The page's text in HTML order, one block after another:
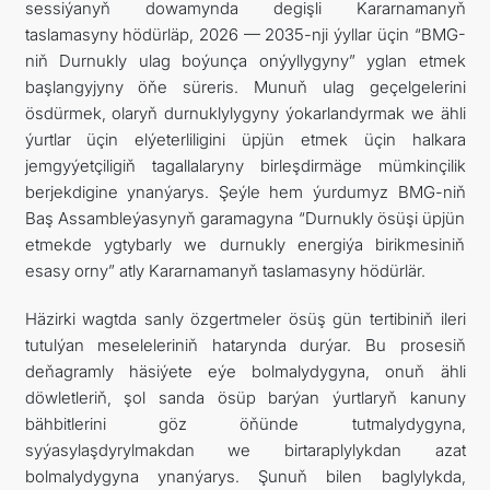
sessiýanyň dowamynda degişli Kararnamanyň
taslamasyny hödürläp, 2026 — 2035-nji ýyllar üçin “BMG-
niň Durnukly ulag boýunça onýyllygyny” yglan etmek
başlangyjyny öňe süreris. Munuň ulag geçelgelerini
ösdürmek, olaryň durnuklylygyny ýokarlandyrmak we ähli
ýurtlar üçin elýeterliligini üpjün etmek üçin halkara
jemgyýetçiligiň tagallalaryny birleşdirmäge mümkinçilik
berjekdigine ynanýarys. Şeýle hem ýurdumyz BMG-niň
Baş Assambleýasynyň garamagyna “Durnukly ösüşi üpjün
etmekde ygtybarly we durnukly energiýa birikmesiniň
esasy orny” atly Kararnamanyň taslamasyny hödürlär.
Häzirki wagtda sanly özgertmeler ösüş gün tertibiniň ileri
tutulýan meseleleriniň hatarynda durýar. Bu prosesiň
deňagramly häsiýete eýe bolmalydygyna, onuň ähli
döwletleriň, şol sanda ösüp barýan ýurtlaryň kanuny
bähbitlerini göz öňünde tutmalydygyna,
syýasylaşdyrylmakdan we birtaraplylykdan azat
bolmalydygyna ynanýarys. Şunuň bilen baglylykda,